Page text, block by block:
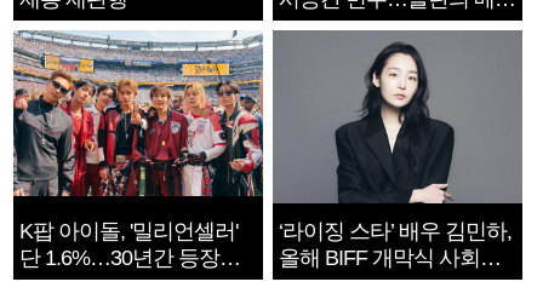
지는 ‘전쟁 속죄’
K팝 아이돌, '밀리언셀러'
단 1.6%…30년간 등장
1182개팀 전수조사
‘라이징 스타’ 배우 김민하,
올해 BIFF 개막식 사회자
확정